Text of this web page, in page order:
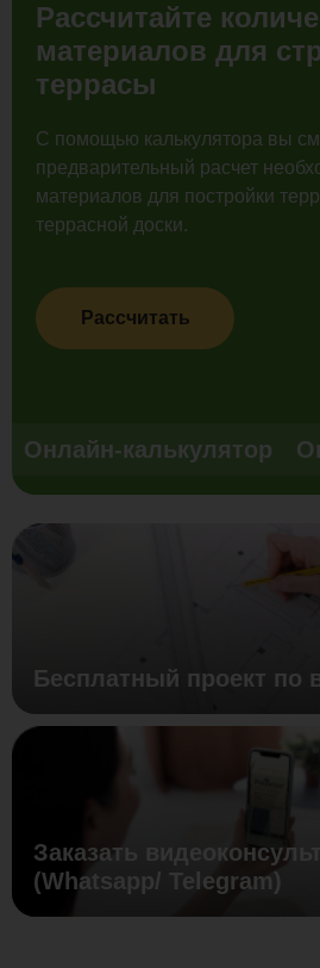
Рассчитайте
материалов для
террасы
С помощью калькулятора вы
предварительный расчет
материалов для постройки
террасной доски.
Рассчитать
Онлайн-калькулятор
Бесплатный проект по
Заказать
(Whatsapp/ Telegram)